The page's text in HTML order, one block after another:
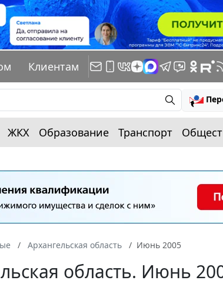
Клиентам
ЖКХ Образование Транспорт
Архангельская область Июнь 2005
область. Июнь